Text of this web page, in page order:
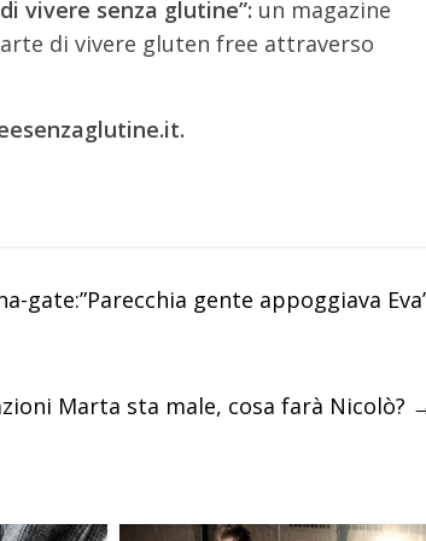
di vivere senza glutine”: un magazine
di vivere gluten free attraverso
gate:”Parecchia gente appoggiava
Marta sta male, cosa farà Nicolò?